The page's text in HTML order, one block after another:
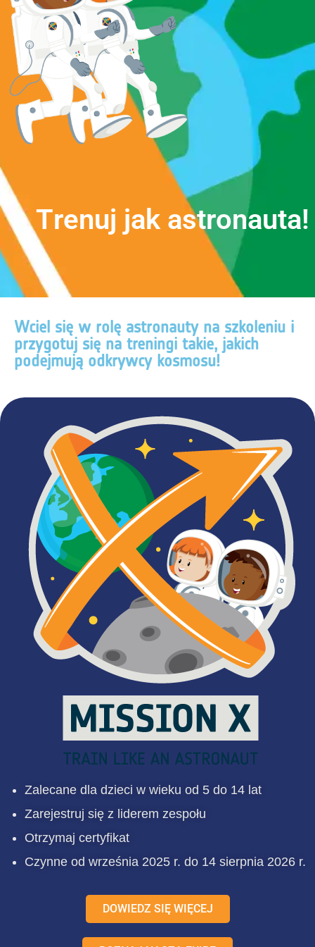
Trenuj jak astronauta!
Wciel się w rolę astronauty na szkoleniu i
przygotuj się na treningi takie, jakich
podejmują odkrywcy kosmosu!
Zalecane dla dzieci w wieku od 5 do 14 lat
Zarejestruj się z liderem zespołu
Otrzymaj certyfikat
Czynne od września 2025 r. do 14 sierpnia 2026 r.
DOWIEDZ SIĘ WIĘCEJ